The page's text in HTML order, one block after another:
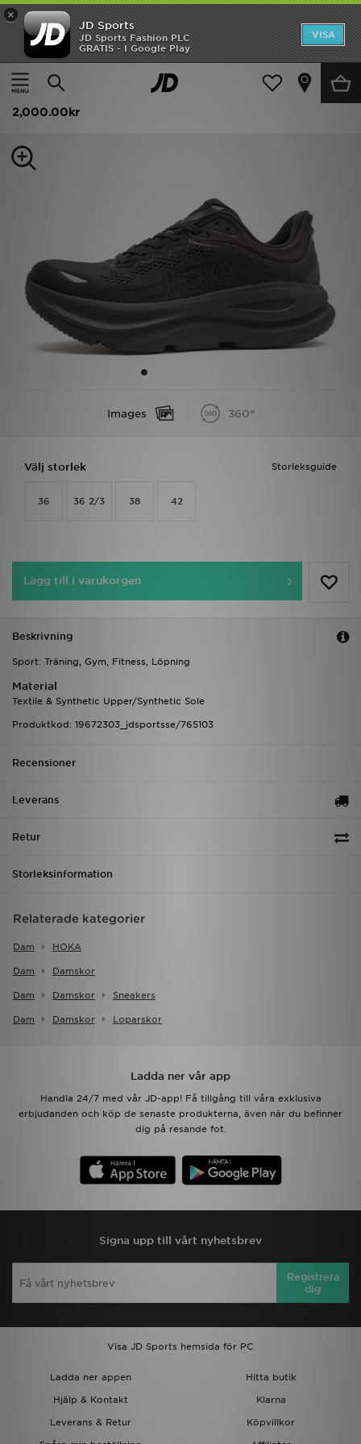
×
JD Sports
JD Sports Fashion PLC
GRATIS - I Google Play
VISA
Hem
Dam Damskor Sneakers
HOKA Air Force 1 Low
2,000.00kr
Images 360°
Storleksguide
Välj storlek
36 36 2/3 38 42
Lägg till i varukorgen
Beskrivning
Sport: Träning, Gym, Fitness, Löpning
Material
Textile & Synthetic Upper/Synthetic Sole
Produktkod: 19672303_jdsportsse/765103
Recensioner
Leverans
Retur
Storleksinformation
Relaterade kategorier
Dam HOKA
Dam Damskor
Dam Damskor Sneakers
Dam Damskor Loparskor
Ladda ner vår app
Handla 24/7 med vår JD-app! Få tillgång till våra exklusiva
erbjudanden och köp de senaste produkterna, även när du befinner
dig på resande fot.
Signa upp till vårt nyhetsbrev
Registrera
dig
Visa JD Sports hemsida för PC
Ladda ner appen
Hitta butik
Hjälp & Kontakt
Klarna
Leverans & Retur
Köpvillkor
Hem
Rea
Dam
Bästsäljare
Sport
Mina meddelanden
Kundservice